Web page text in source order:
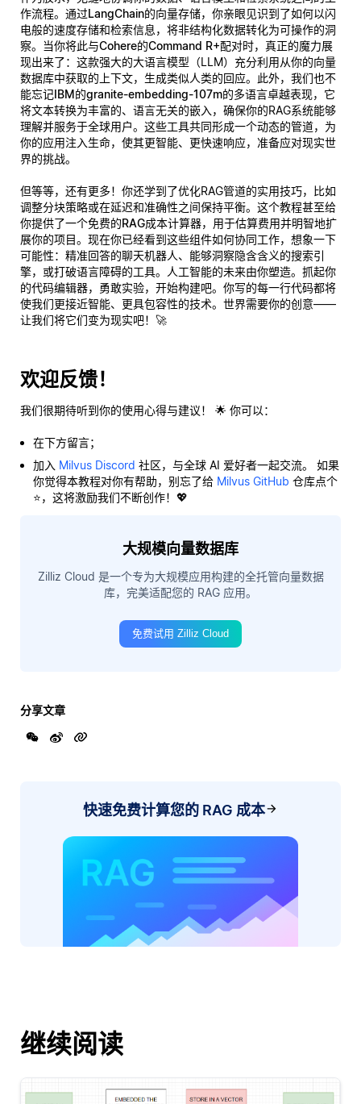
作流程。通过LangChain的向量存储，你亲眼见识到了如何以闪
电般的速度存储和检索信息，将非结构化数据转化为可操作的洞
察。当你将此与Cohere的Command R+配对时，真正的魔力展
现出来了：这款强大的大语言模型（LLM）充分利用从你的向量
数据库中获取的上下文，生成类似人类的回应。此外，我们也不
能忘记IBM的granite-embedding-107m的多语言卓越表现，它
将文本转换为丰富的、语言无关的嵌入，确保你的RAG系统能够
理解并服务于全球用户。这些工具共同形成一个动态的管道，为
你的应用注入生命，使其更智能、更快速响应，准备应对现实世
界的挑战。
但等等，还有更多！你还学到了优化RAG管道的实用技巧，比如
调整分块策略或在延迟和准确性之间保持平衡。这个教程甚至给
你提供了一个免费的RAG成本计算器，用于估算费用并明智地扩
展你的项目。现在你已经看到这些组件如何协同工作，想象一下
可能性：精准回答的聊天机器人、能够洞察隐含含义的搜索引
擎，或打破语言障碍的工具。人工智能的未来由你塑造。抓起你
的代码编辑器，勇敢实验，开始构建吧。你写的每一行代码都将
使我们更接近智能、更具包容性的技术。世界需要你的创意——
让我们将它们变为现实吧！🚀
欢迎反馈！
我们很期待听到你的使用心得与建议！ 🌟 你可以：
在下方留言；
加入 Milvus Discord 社区，与全球 AI 爱好者一起交流。 如果
你觉得本教程对你有帮助，别忘了给 Milvus GitHub 仓库点个
⭐，这将激励我们不断创作！💖
大规模向量数据库
Zilliz Cloud 是一个专为大规模应用构建的全托管向量数据
库，完美适配您的 RAG 应用。
免费试用 Zilliz Cloud
分享文章
快速免费计算您的 RAG 成本
继续阅读